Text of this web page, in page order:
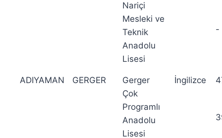
Nariçi
Mesleki ve
Teknik
Anadolu
Lisesi
-
ADIYAMAN GERGER
Gerger
Çok
Programlı
Anadolu
Lisesi
İngilizce